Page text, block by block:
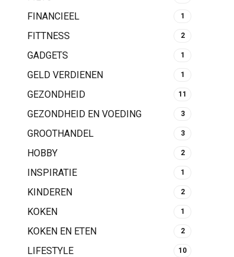
FINANCIEEL 1
FITTNESS 2
GADGETS 1
GELD VERDIENEN 1
GEZONDHEID 11
GEZONDHEID EN VOEDING 3
GROOTHANDEL 3
HOBBY 2
INSPIRATIE 1
KINDEREN 2
KOKEN 1
KOKEN EN ETEN 2
LIFESTYLE 10